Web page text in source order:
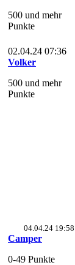
500 und mehr
Punkte
02.04.24 07:36
Volker
500 und mehr
Punkte
04.04.24 19:58
Camper
0-49 Punkte